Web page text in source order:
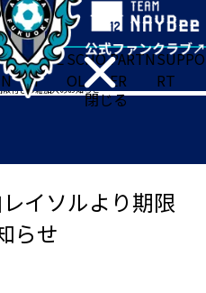
閉じる
FA
N
ACADE
MY
SCHO
OL
PARTN
ER
SUPPO
RT
付き移籍加入のお知らせ
イソルより期限
らせ